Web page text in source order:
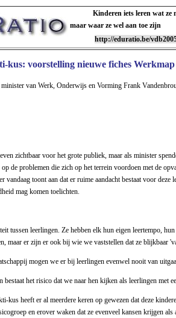
Kinderen iets leren wat ze
maar waar ze wel aan toe zijn
http://eduratio.be/
kus: voorstelling nieuwe fiches
minister van Werk, Onderwijs en Vorming Frank
zichtbaar voor het grote publiek, maar als minister
de problemen die zich op het terrein voordoen met de
vandaag toont aan dat er ruime aandacht bestaat voor
mag komen toelichten.
tussen leerlingen. Ze hebben elk hun eigen leertempo,
maar er zijn er ook bij wie we vaststellen dat ze blijkbaar
mogen we er bij leerlingen evenwel nooit van
bestaat het risico dat we naar hen kijken als leerlingen met
kus heeft er al meerdere keren op gewezen dat deze
en erover waken dat ze evenveel kansen krijgen